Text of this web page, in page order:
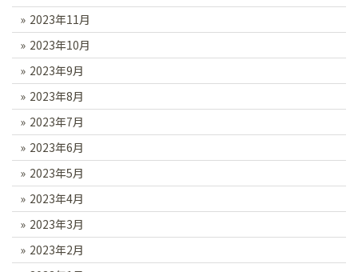
2023年11月
2023年10月
2023年9月
2023年8月
2023年7月
2023年6月
2023年5月
2023年4月
2023年3月
2023年2月